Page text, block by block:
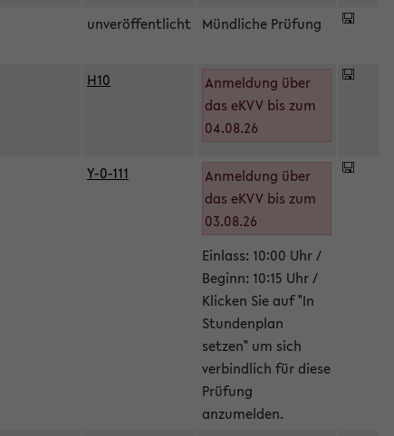
unveröffentlicht Mündliche Prüfung
H10
Anmeldung über
das eKVV bis zum
04.08.26
Y-0-111
Anmeldung über
das eKVV bis zum
03.08.26
Einlass: 10:00 Uhr /
Beginn: 10:15 Uhr /
Klicken Sie auf "In
Stundenplan
setzen" um sich
verbindlich für diese
Prüfung
anzumelden.